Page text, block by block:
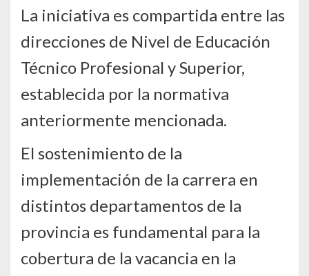
La iniciativa es compartida entre las
direcciones de Nivel de Educación
Técnico Profesional y Superior,
establecida por la normativa
anteriormente mencionada.
El sostenimiento de la
implementación de la carrera en
distintos departamentos de la
provincia es fundamental para la
cobertura de la vacancia en la